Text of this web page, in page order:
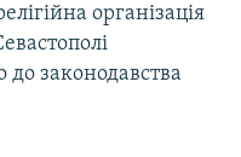
організація
до законодавства